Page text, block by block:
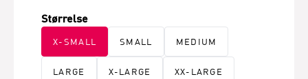
Størrelse
X-SMALL SMALL MEDIUM
LARGE X-LARGE XX-LARGE